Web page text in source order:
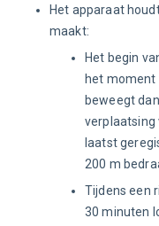
Het apparaat
maakt:
Het begin
het moment
beweegt
verplaatsing
laatst
200 m
Tijdens een
30 minuten